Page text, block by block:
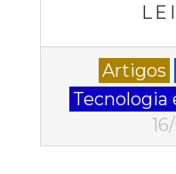
Artigos
Tecnologia